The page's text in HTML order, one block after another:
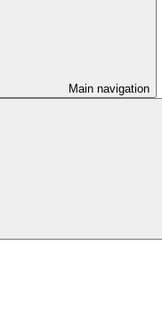
Main navigation